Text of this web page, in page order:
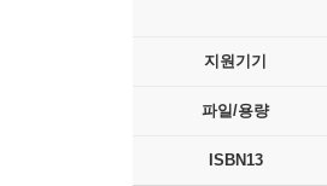
지원기기
파일/용량
ISBN13